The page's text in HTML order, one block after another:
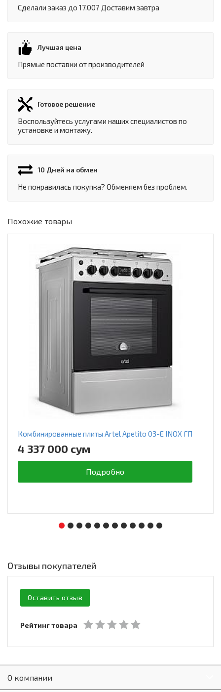
Сделали заказ до 17.00? Доставим завтра
Лучшая цена
Прямые поставки от производителей
Готовое решение
Воспользуйтесь услугами наших специалистов по
установке и монтажу.
10 Дней на обмен
Не понравилась покупка? Обменяем без проблем.
Похожие товары
Комбинированные плиты Artel Apetito 03-E INOX ГП
4 337 000 сум
Подробно
Отзывы покупателей
Оставить отзыв
Рейтинг товара
О компании